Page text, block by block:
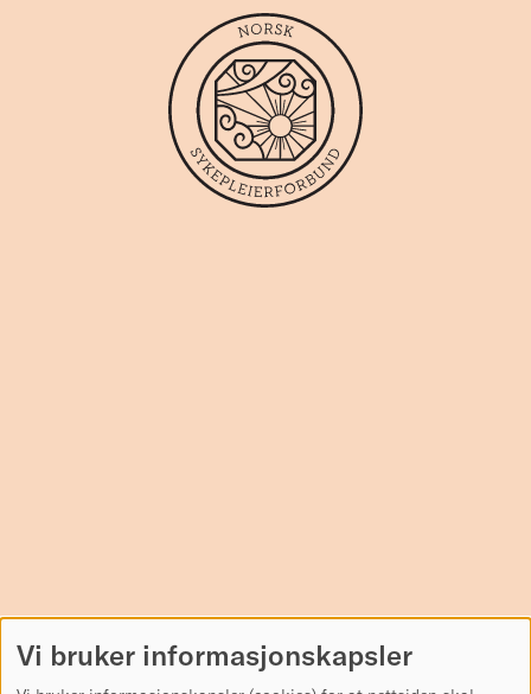
Vi bruker informasjonskapsler